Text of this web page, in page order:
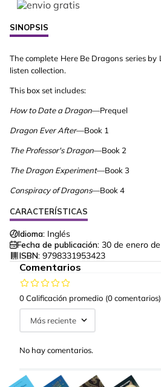
SINOPSIS
The complete Here Be Dragons series
listen collection.
This box set includes:
How to Date a Dragon—Prequel
Dragon Ever After—Book 1
The Professor's Dragon—Book 2
The Dragon Experiment—Book 3
Conspiracy of Dragons—Book 4
CARACTERÍSTICAS
Idioma: Inglés
Fecha de publicación: 30 de enero
ISBN: 9798331953423
Comentarios
0 Calificación promedio (0 comentarios)
Más reciente
No hay comentarios.